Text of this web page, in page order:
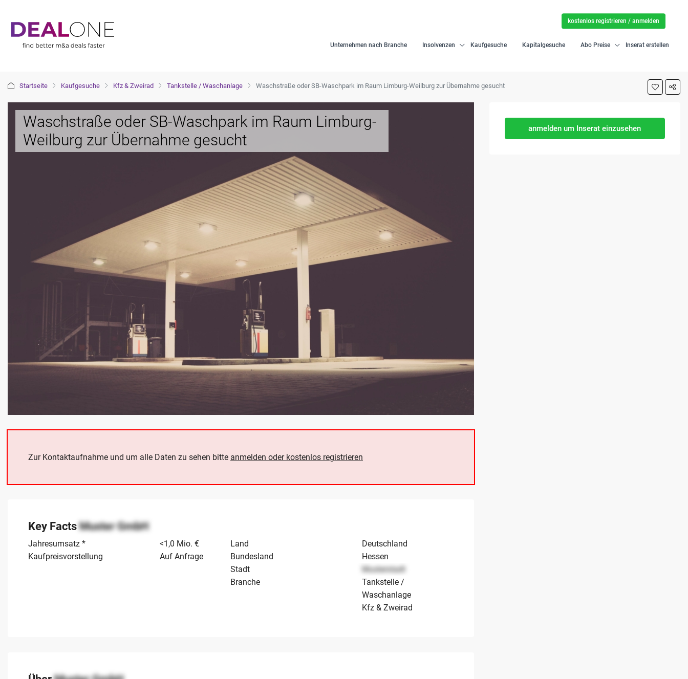
Unternehmen nach Branche Insolvenzen Kaufgesuche Kapitalgesuche Abo Preise Inserat erstellen
kostenlos registrieren / anmelden
Startseite Kaufgesuche Kfz & Zweirad Tankstelle / Waschanlage Waschstraße oder SB-Waschpark im Raum Limburg-Weilburg zur Übernahme gesucht
Waschstraße oder SB-Waschpark im Raum Limburg-
Weilburg zur Übernahme gesucht
Zur Kontaktaufnahme und um alle Daten zu sehen bitte anmelden oder kostenlos registrieren
Key FactsMuster GmbH
Jahresumsatz *
<1,0 Mio. €
Kaufpreisvorstellung
Auf Anfrage
Land
Deutschland
Bundesland
Hessen
Stadt
Musterstadt
Branche
Tankstelle /
Waschanlage
Kfz & Zweirad
anmelden um Inserat einzusehen